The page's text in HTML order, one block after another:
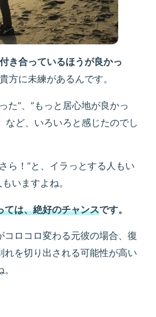
き合っているほうが良かっ
方に未練があるんです。
た”、”もっと居心地が良かっ
など、いろいろと感じたのでし
ら！”と、イラっとする人もい
いますよね。
ては、絶好のチャンスです。
コロコロ変わる元彼の場合、復
を切り出される可能性が高い